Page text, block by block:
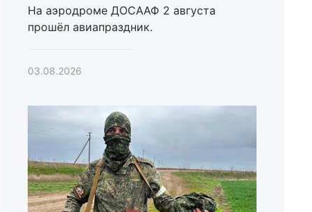
На аэродроме ДОСААФ 2 августа
прошёл авиапраздник.
03.08.2026